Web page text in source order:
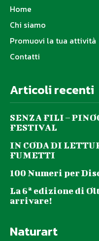
Home
Chi siamo
Promuovi la tua attività
Contatti
Articoli recenti
SENZA FILI –
FESTIVAL
IN CODA DI
FUMETTI
100 Numeri per
La 6ª edizione di
arrivare!
Naturart